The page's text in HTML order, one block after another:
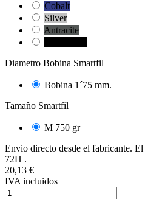
Cobalt
Silver
Antracite
Diametro Bobina Smartfil
Bobina 1´75 mm.
Tamaño Smartfil
M 750 gr
Envio directo desde el fabricante.
72H .
20,13 €
IVA incluidos